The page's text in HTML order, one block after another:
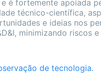
é fortemente apoiada
técnico-científica,
e ideias nos
minimizando riscos
de tecnologia.